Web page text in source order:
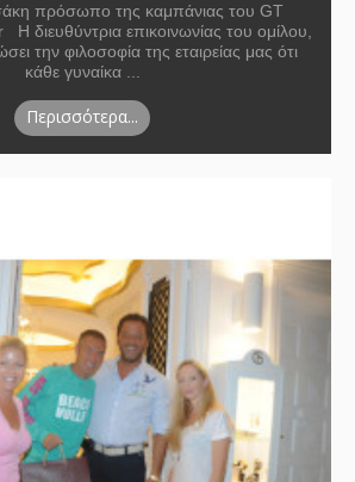
πρόσωπο της καμπάνιας του GT
διευθύντρια επικοινωνίας του ομίλου,
την φιλοσοφία της εταιρείας μας ότι
κάθε γυναίκα ...
Περισσότερα...